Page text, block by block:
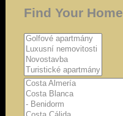
Find Your Home